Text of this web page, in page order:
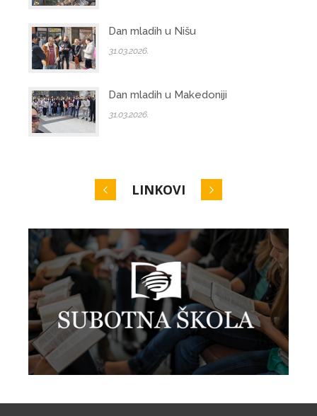
Dan mladih u Nišu
31.03.2026.
Dan mladih u Makedoniji
31.03.2026.
LINKOVI